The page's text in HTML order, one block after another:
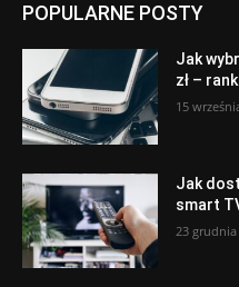
POPULARNE POSTY
Jak
zł –
15
Jak
smart
23 grudnia